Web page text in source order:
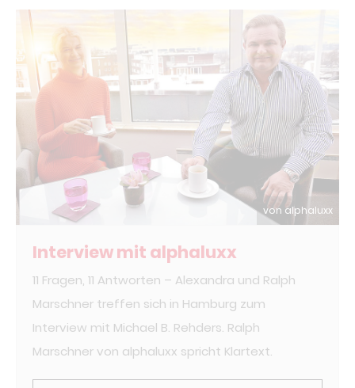
von alphaluxx
Interview mit alphaluxx
11 Fragen, 11 Antworten – Alexandra und Ralph
Marschner treffen sich in Hamburg zum
Interview mit Michael B. Rehders. Ralph
Marschner von alphaluxx spricht Klartext.